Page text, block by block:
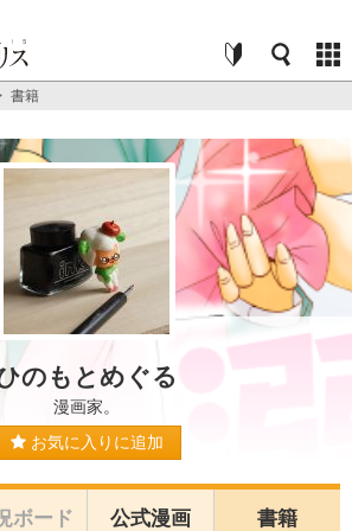
書籍
のもとめぐる
漫画家。
お気に入りに追加
ボード
公式漫画
書籍